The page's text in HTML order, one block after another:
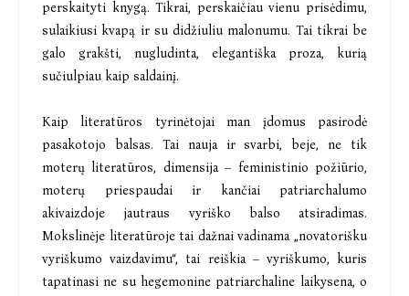
perskaityti knygą. Tikrai, perskaičiau vienu prisėdimu,
sulaikiusi kvapą ir su didžiuliu malonumu. Tai tikrai be
galo grakšti, nugludinta, elegantiška proza, kurią
sučiulpiau kaip saldainį.
Kaip literatūros tyrinėtojai man įdomus pasirodė
pasakotojo balsas. Tai nauja ir svarbi, beje, ne tik
moterų literatūros, dimensija – feministinio požiūrio,
moterų priespaudai ir kančiai patriarchalumo
akivaizdoje jautraus vyriško balso atsiradimas.
Mokslinėje literatūroje tai dažnai vadinama „novatorišku
vyriškumo vaizdavimu“, tai reiškia – vyriškumo, kuris
tapatinasi ne su hegemonine patriarchaline laikysena, o